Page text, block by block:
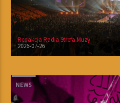
Redakcja Radia Strefa Muzy
2026-07-26
NEWS